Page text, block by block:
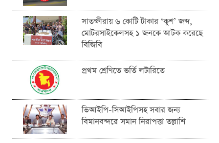
সাতক্ষীরায় ৬ কোটি টাকার ‘কুশ’ জব্দ,
মোটরসাইকেলসহ ১ জনকে আটক করেছে
বিজিবি
প্রথম শ্রেণিতে ভর্তি লটারিতে
ভিআইপি-সিআইপিসহ সবার জন্য
বিমানবন্দরে সমান নিরাপত্তা তল্লাশি